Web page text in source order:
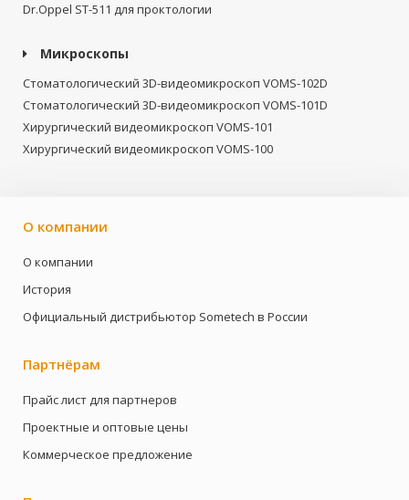
Dr.Oppel ST-511 для проктологии
Микроскопы
Стоматологический 3D-видеомикроскоп VOMS-102D
Стоматологический 3D-видеомикроскоп VOMS-101D
Хирургический видеомикроскоп VOMS-101
Хирургический видеомикроскоп VOMS-100
О компании
О компании
История
Официальный дистрибьютор Sometech в России
Партнёрам
Прайс лист для партнеров
Проектные и оптовые цены
Коммерческое предложение